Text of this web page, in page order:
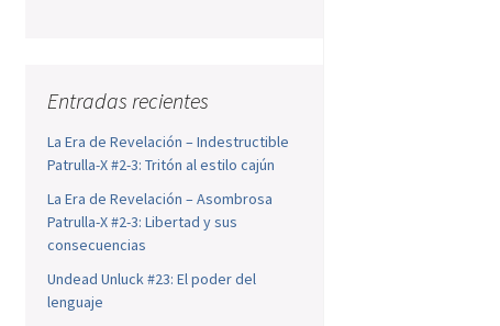
Entradas recientes
La Era de Revelación – Indestructible
Patrulla-X #2-3: Tritón al estilo cajún
La Era de Revelación – Asombrosa
Patrulla-X #2-3: Libertad y sus
consecuencias
Undead Unluck #23: El poder del
lenguaje